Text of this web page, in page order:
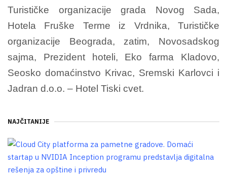
Turističke organizacije grada Novog Sada,
Hotela Fruške Terme iz Vrdnika, Turističke
organizacije Beograda, zatim, Novosadskog
sajma, Prezident hoteli, Eko farma Kladovo,
Seosko domaćinstvo Krivac, Sremski Karlovci i
Jadran d.o.o. – Hotel Tiski cvet.
NAJČITANIJE